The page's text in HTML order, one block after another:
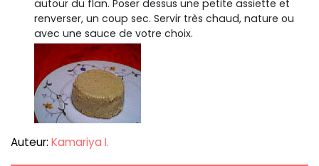
autour du flan. Poser dessus une petite assiette et
renverser, un coup sec. Servir très chaud, nature ou
avec une sauce de votre choix.
Auteur: Kamariya I.